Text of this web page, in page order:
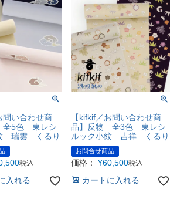
問い合わせ商
5色 東レシ
瑞雲 くるり
税込
入れる
【kifkif／お問い合わせ商
品】反物 全3色 東レシ
ルック小紋 吉祥 くるり
お問合せ商品
価格： ¥60,500税込
カートに入れる